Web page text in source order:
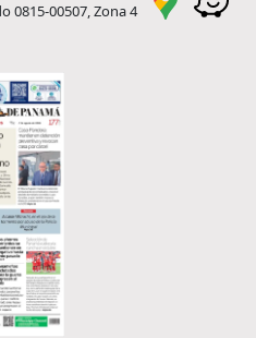
0815-00507, Zona 4